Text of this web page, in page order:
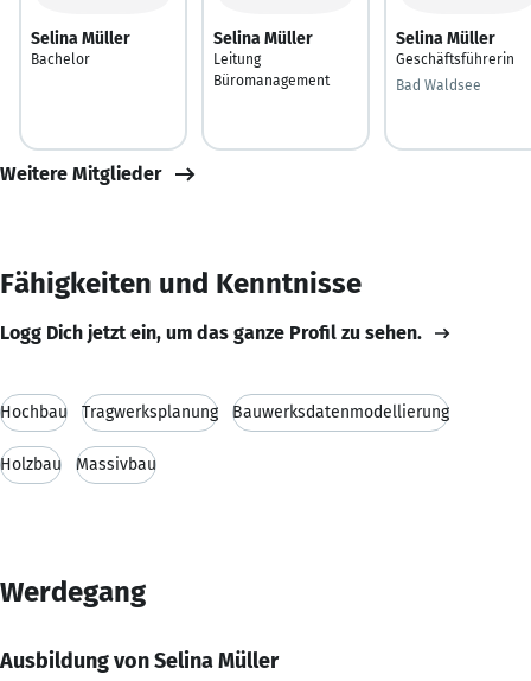
Selina Müller
Bachelor
Selina Müller
Leitung
Büromanagement
Selina Müller
Geschäftsführerin
Bad Waldsee
Weitere Mitglieder
Fähigkeiten und Kenntnisse
Logg Dich jetzt ein, um das ganze Profil zu sehen.
Hochbau Tragwerksplanung Bauwerksdatenmodellierung
Holzbau Massivbau
Werdegang
Ausbildung von Selina Müller